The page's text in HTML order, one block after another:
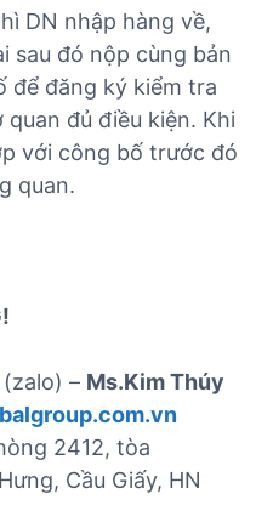
DN nhập hàng về,
sau đó nộp cùng bản
để đăng ký kiểm tra
đủ điều kiện. Khi
với công bố trước đó
quan.
(zalo) – Ms.Kim Thúy
2412, tòa
Cầu Giấy, HN